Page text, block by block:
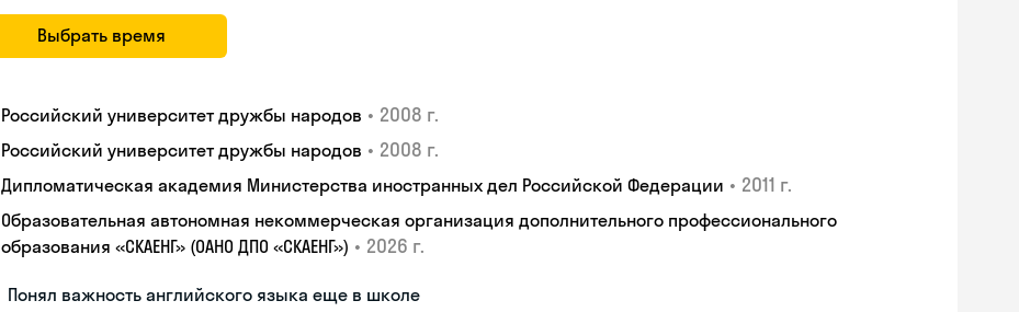
Выбрать время
Российский университет дружбы народов • 2008 г.
Российский университет дружбы народов • 2008 г.
Дипломатическая академия Министерства иностранных дел Российской Федерации • 2011 г.
Образовательная автономная некоммерческая организация дополнительного профессионального
образования «СКАЕНГ» (ОАНО ДПО «СКАЕНГ») • 2026 г.
Понял важность английского языка еще в школе